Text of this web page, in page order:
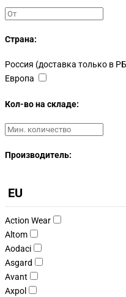
Страна:
Россия (доставка только в
Европа
Кол-во на складе:
Производитель:
EU
Action Wear
Altom
Aodaci
Asgard
Avant
Axpol